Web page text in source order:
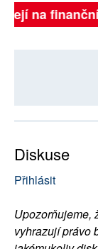
na
Diskuse
Přihlásit
Upozorňujeme,
vyhrazují právo